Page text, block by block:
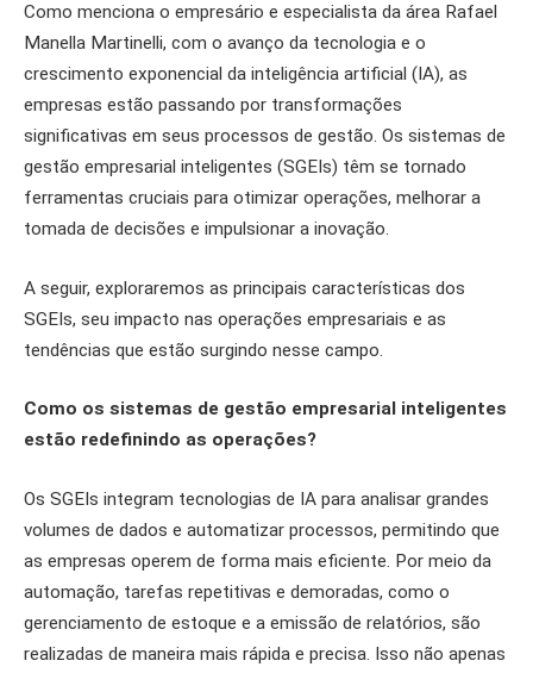
Como menciona o empresário e especialista da área Rafael
Manella Martinelli, com o avanço da tecnologia e o
crescimento exponencial da inteligência artificial (IA), as
empresas estão passando por transformações
significativas em seus processos de gestão. Os sistemas de
gestão empresarial inteligentes (SGEIs) têm se tornado
ferramentas cruciais para otimizar operações, melhorar a
tomada de decisões e impulsionar a inovação.
A seguir, exploraremos as principais características dos
SGEIs, seu impacto nas operações empresariais e as
tendências que estão surgindo nesse campo.
Como os sistemas de gestão empresarial inteligentes
estão redefinindo as operações?
Os SGEIs integram tecnologias de IA para analisar grandes
volumes de dados e automatizar processos, permitindo que
as empresas operem de forma mais eficiente. Por meio da
automação, tarefas repetitivas e demoradas, como o
gerenciamento de estoque e a emissão de relatórios, são
realizadas de maneira mais rápida e precisa. Isso não apenas